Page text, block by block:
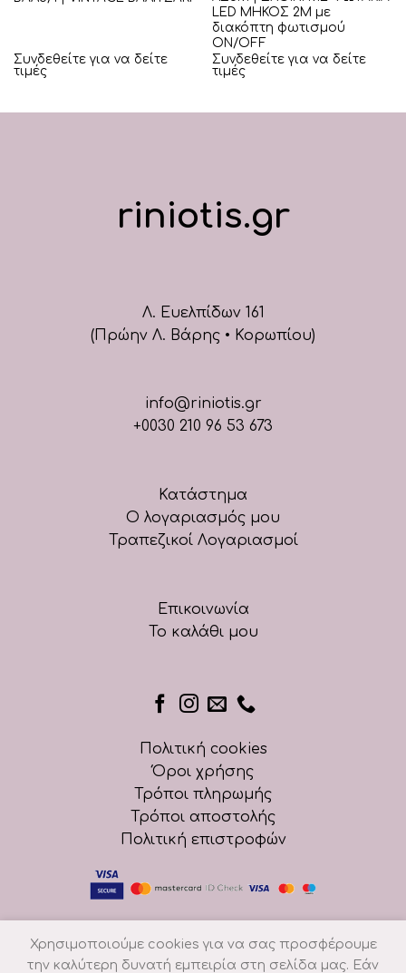
Συνδεθείτε για να δείτε
τιμές
LED ΜΗΚΟΣ 2Μ με
διακόπτη φωτισμού
ON/OFF
Συνδεθείτε για να δείτε
τιμές
riniotis.gr
Λ. Ευελπίδων 161
(Πρώην Λ. Βάρης • Κορωπίου)
info@riniotis.gr
+0030 210 96 53 673
Κατάστημα
Ο λογαριασμός μου
Τραπεζικοί Λογαριασμοί
Επικοινωνία
Το καλάθι μου
Πολιτική cookies
Όροι χρήσης
Τρόποι πληρωμής
Τρόποι αποστολής
Πολιτική επιστροφών
Χρησιμοποιούμε cookies για να σας προσφέρουμε
την καλύτερη δυνατή εμπειρία στη σελίδα μας. Εάν